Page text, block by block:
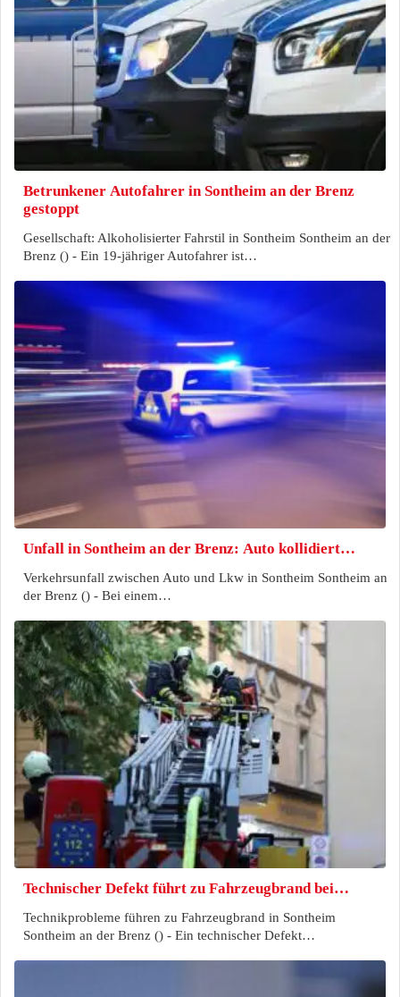
Betrunkener Autofahrer in Sontheim an der Brenz
gestoppt
Gesellschaft: Alkoholisierter Fahrstil in Sontheim Sontheim an der
Brenz () - Ein 19-jähriger Autofahrer ist…
Unfall in Sontheim an der Brenz: Auto kollidiert…
Verkehrsunfall zwischen Auto und Lkw in Sontheim Sontheim an
der Brenz () - Bei einem…
Technischer Defekt führt zu Fahrzeugbrand bei…
Technikprobleme führen zu Fahrzeugbrand in Sontheim
Sontheim an der Brenz () - Ein technischer Defekt…